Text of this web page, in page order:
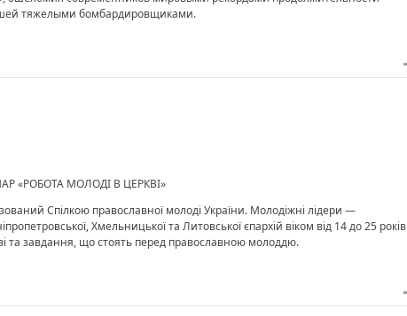
тяжелыми бомбардировщиками.
«РОБОТА МОЛОДІ В ЦЕРКВІ»
Спілкою православної молоді України. Молодіжні лідери —
Хмельницької та Литовської єпархій віком від 14 до 25 років
та завдання, що стоять перед православною молоддю.